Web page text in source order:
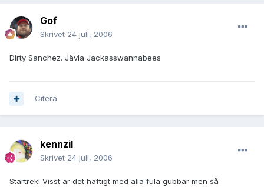
Gof
Skrivet 24 juli, 2006
Dirty Sanchez. Jävla Jackasswannabees
Citera
kennzil
Skrivet 24 juli, 2006
Startrek! Visst är det häftigt med alla fula gubbar men så